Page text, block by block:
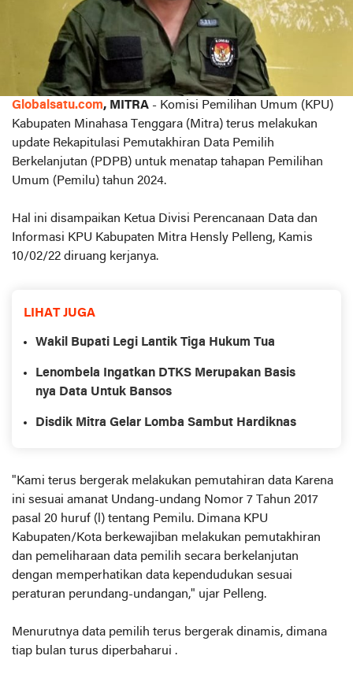
Globalsatu.com, MITRA - Komisi Pemilihan Umum (KPU)
Kabupaten Minahasa Tenggara (Mitra) terus melakukan
update Rekapitulasi Pemutakhiran Data Pemilih
Berkelanjutan (PDPB) untuk menatap tahapan Pemilihan
Umum (Pemilu) tahun 2024.
Hal ini disampaikan Ketua Divisi Perencanaan Data dan
Informasi KPU Kabupaten Mitra Hensly Pelleng, Kamis
10/02/22 diruang kerjanya.
LIHAT JUGA
Wakil Bupati Legi Lantik Tiga Hukum Tua
Lenombela Ingatkan DTKS Merupakan Basis
nya Data Untuk Bansos
Disdik Mitra Gelar Lomba Sambut Hardiknas
"Kami terus bergerak melakukan pemutahiran data Karena
ini sesuai amanat Undang-undang Nomor 7 Tahun 2017
pasal 20 huruf (l) tentang Pemilu. Dimana KPU
Kabupaten/Kota berkewajiban melakukan pemutakhiran
dan pemeliharaan data pemilih secara berkelanjutan
dengan memperhatikan data kependudukan sesuai
peraturan perundang-undangan," ujar Pelleng.
Menurutnya data pemilih terus bergerak dinamis, dimana
tiap bulan turus diperbaharui .